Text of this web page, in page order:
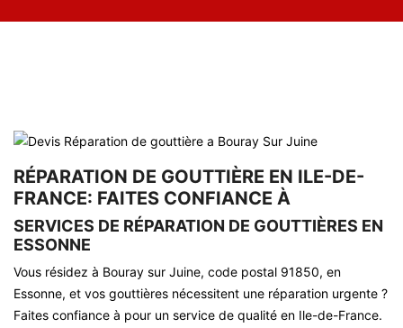
RÉPARATION DE GOUTTIÈRE EN ILE-DE-
FRANCE: FAITES CONFIANCE À
SERVICES DE RÉPARATION DE GOUTTIÈRES EN
ESSONNE
Vous résidez à Bouray sur Juine, code postal 91850, en
Essonne, et vos gouttières nécessitent une réparation urgente ?
Faites confiance à pour un service de qualité en Ile-de-France.